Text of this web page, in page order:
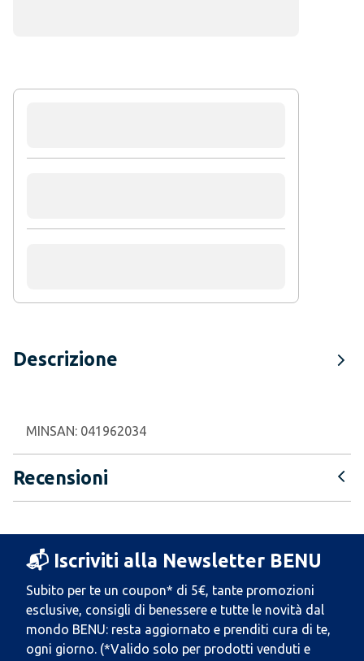
Descrizione
MINSAN: 041962034
Recensioni
📬 Iscriviti alla Newsletter BENU
Subito per te un coupon* di 5€, tante promozioni
esclusive, consigli di benessere e tutte le novità dal
mondo BENU: resta aggiornato e prenditi cura di te,
ogni giorno. (*Valido solo per prodotti venduti e